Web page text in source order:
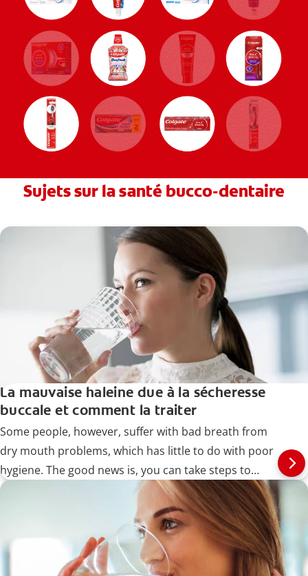
Sujets sur la santé bucco-dentaire
La mauvaise haleine due à la sécheresse
buccale et comment la traiter
Some people, however, suffer with bad breath from
dry mouth problems, which has little to do with poor
hygiene. The good news is, you can take steps to
identify and treat the problem, as well as prevent it